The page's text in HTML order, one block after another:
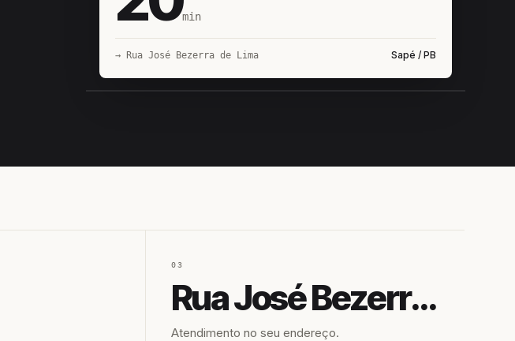
min
→ Rua José Bezerra de Lima Sapé / PB
03
Rua José Bezerra de Lima
Atendimento no seu endereço.